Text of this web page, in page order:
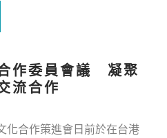
作委員會議 凝聚
流合作
合作策進會日前於在台港